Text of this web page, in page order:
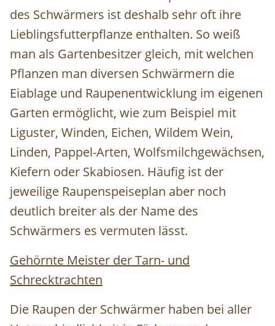
des Schwärmers ist deshalb sehr oft ihre
Lieblingsfutterpflanze enthalten. So weiß
man als Gartenbesitzer gleich, mit welchen
Pflanzen man diversen Schwärmern die
Eiablage und Raupenentwicklung im eigenen
Garten ermöglicht, wie zum Beispiel mit
Liguster, Winden, Eichen, Wildem Wein,
Linden, Pappel-Arten, Wolfsmilchgewächsen,
Kiefern oder Skabiosen. Häufig ist der
jeweilige Raupenspeiseplan aber noch
deutlich breiter als der Name des
Schwärmers es vermuten lässt.
Gehörnte Meister der Tarn- und
Schrecktrachten
Die Raupen der Schwärmer haben bei aller